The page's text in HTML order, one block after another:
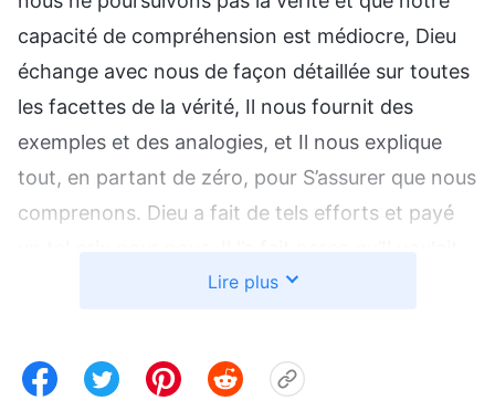
capacité de compréhension est médiocre, Dieu
échange avec nous de façon détaillée sur toutes
les facettes de la vérité, Il nous fournit des
exemples et des analogies, et Il nous explique
tout, en partant de zéro, pour S’assurer que nous
comprenons. Dieu a fait de tels efforts et payé
que nous comprenions la vérité et que nous Le
repentions sincèrement et que nous changions.
Lire plus